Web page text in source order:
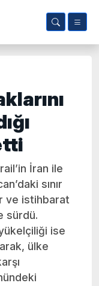
İran ile
sınır
ve istihbarat
sürdü.
ise
ülke